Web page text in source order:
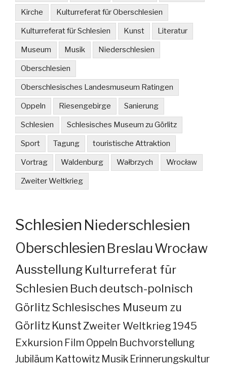
Kirche Kulturreferat für Oberschlesien
Kulturreferat für Schlesien Kunst Literatur
Museum Musik Niederschlesien
Oberschlesien
Oberschlesisches Landesmuseum Ratingen
Oppeln Riesengebirge Sanierung
Schlesien Schlesisches Museum zu Görlitz
Sport Tagung touristische Attraktion
Vortrag Waldenburg Wałbrzych Wrocław
Zweiter Weltkrieg
Schlesien Niederschlesien
Oberschlesien Breslau Wrocław
Ausstellung Kulturreferat für
Schlesien Buch deutsch-polnisch
GörlitzSchlesisches Museum zu
Görlitz KunstZweiter Weltkrieg 1945
Exkursion Film Oppeln Buchvorstellung
Jubiläum Kattowitz Musik Erinnerungskultur